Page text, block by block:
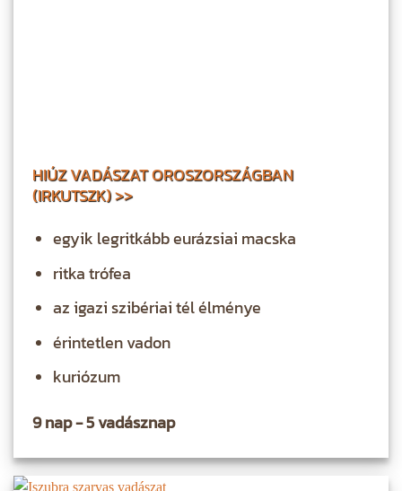
HIÚZ VADÁSZAT OROSZORSZÁGBAN
(IRKUTSZK) >>
egyik legritkább eurázsiai macska
ritka trófea
az igazi szibériai tél élménye
érintetlen vadon
kuriózum
9 nap - 5 vadásznap